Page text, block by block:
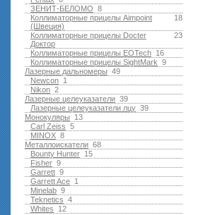
8
ЗЕНИТ-БЕЛОМО
18
Коллиматорные прицелы Aimpoint
(Швеция)
23
Коллиматорные прицелы Docter
Доктор
16
Коллиматорные прицелы EOTech
9
Коллиматорные прицелы SightMark
49
Лазерные дальномеры
1
Newcon
2
Nikon
39
Лазерные целеуказатели
39
Лазерные целеуказатели лцу
13
Монокуляры
5
Carl Zeiss
8
MINOX
68
Металлоискатели
15
Bounty Hunter
9
Fisher
9
Garrett
1
Garrett Ace
9
Minelab
4
Teknetics
12
Whites